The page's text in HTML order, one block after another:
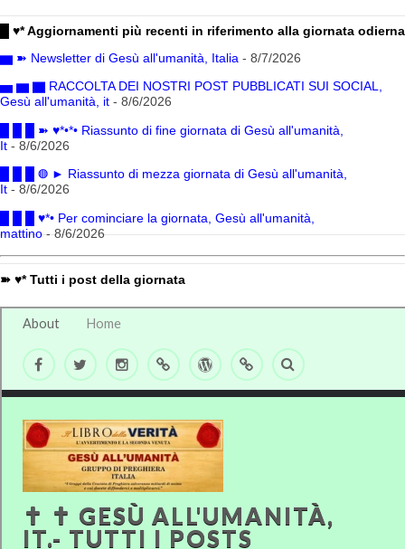
█ ♥* Aggiornamenti più recenti in riferimento alla giornata odierna
▆ ➽ Newsletter di Gesù all'umanità, Italia - 8/7/2026
▅ ▆ ▇ RACCOLTA DEI NOSTRI POST PUBBLICATI SUI SOCIAL,
Gesù all'umanità, it - 8/6/2026
█ █ █ ➽ ♥*•*• Riassunto di fine giornata di Gesù all'umanità,
It - 8/6/2026
█ █ █ ◍ ► Riassunto di mezza giornata di Gesù all'umanità,
It - 8/6/2026
█ █ █ ♥*• Per cominciare la giornata, Gesù all'umanità,
mattino- 8/6/2026
➽ ♥* Tutti i post della giornata